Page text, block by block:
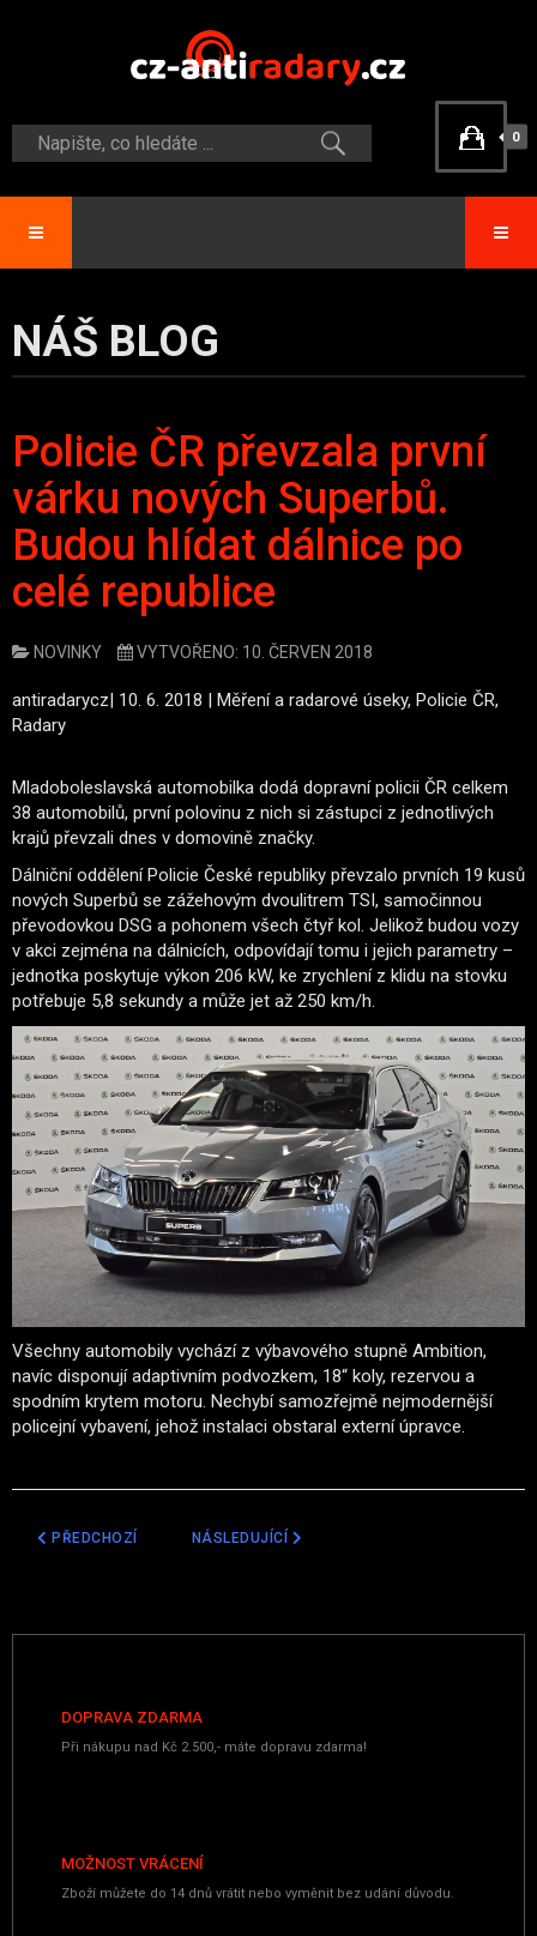
0
NÁŠ BLOG
Policie ČR převzala první
várku nových Superbů.
Budou hlídat dálnice po
celé republice
NOVINKY VYTVOŘENO: 10. ČERVEN 2018
antiradarycz| 10. 6. 2018 | Měření a radarové úseky, Policie ČR,
Radary
Mladoboleslavská automobilka dodá dopravní policii ČR celkem
38 automobilů, první polovinu z nich si zástupci z jednotlivých
krajů převzali dnes v domovině značky.
Dálniční oddělení Policie České republiky převzalo prvních 19 kusů
nových Superbů se zážehovým dvoulitrem TSI, samočinnou
převodovkou DSG a pohonem všech čtyř kol. Jelikož budou vozy
v akci zejména na dálnicích, odpovídají tomu i jejich parametry –
jednotka poskytuje výkon 206 kW, ke zrychlení z klidu na stovku
potřebuje 5,8 sekundy a může jet až 250 km/h.
Všechny automobily vychází z výbavového stupně Ambition,
navíc disponují adaptivním podvozkem, 18“ koly, rezervou a
spodním krytem motoru. Nechybí samozřejmě nejmodernější
policejní vybavení, jehož instalaci obstaral externí úpravce.
PŘEDCHOZÍ ČLÁNEK: ÚSEKOVÉ MĚŘENÍ NA D1 ZAHLTILO ÚŘAD, NA
PŘEDCHOZÍ DALŠÍ ČLÁNEK: MĚŘENÍ RYCHLOSTI NA
NÁSLEDUJÍCÍ
DOPRAVA ZDARMA
Při nákupu nad Kč 2.500,- máte dopravu zdarma!
MOŽNOST VRÁCENÍ
Zboží můžete do 14 dnů vrátit nebo vyměnit bez udání důvodu.